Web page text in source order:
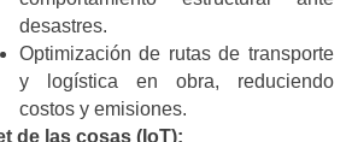
desastres.
Optimización de rutas de transporte
y logística en obra, reduciendo
costos y emisiones.
de las cosas (IoT):